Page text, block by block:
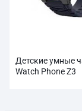
Детские умные
Watch Phone Z3